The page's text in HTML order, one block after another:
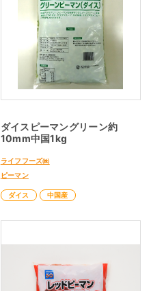
ダイスピーマングリーン約
10mm中国1kg
ライフフーズ㈱
ピーマン
ダイス 中国産